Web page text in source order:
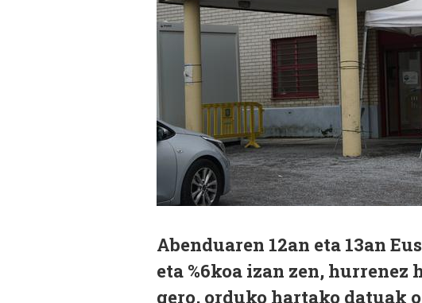
Abenduaren 12an eta 13an
eta %6koa izan zen,
gero, orduko hartako datuak